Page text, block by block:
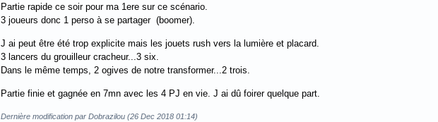
Partie rapide ce soir pour ma 1ere sur ce scénario.
3 joueurs donc 1 perso à se partager (boomer).
J ai peut être été trop explicite mais les jouets rush vers la lumière et placard.
3 lancers du grouilleur cracheur...3 six.
Dans le même temps, 2 ogives de notre transformer...2 trois.
Partie finie et gagnée en 7mn avec les 4 PJ en vie. J ai dû foirer quelque part.
Dernière modification par Dobrazilou (26 Dec 2018 01:14)